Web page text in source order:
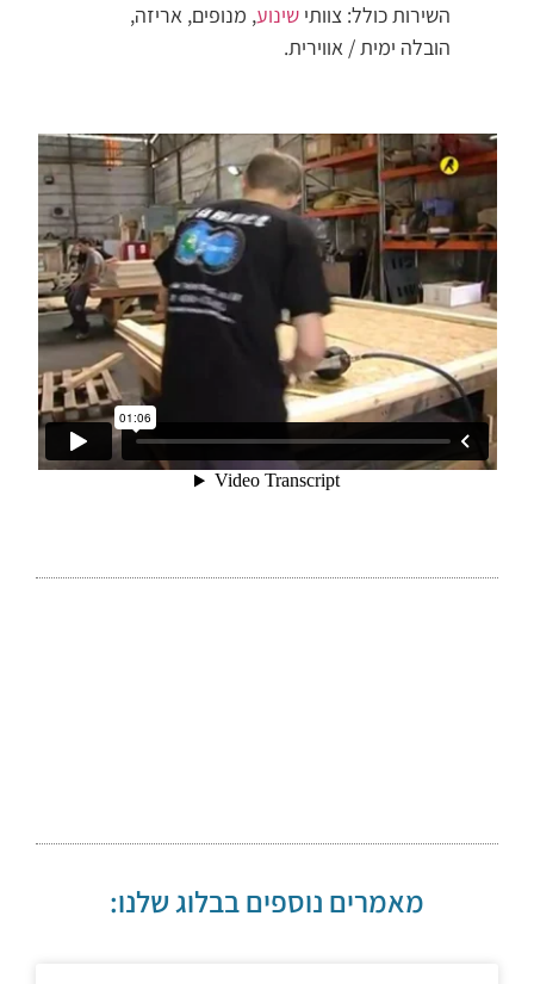
השירות כולל: צוותי שינוע, מנופים, אריזה,
הובלה ימית / אווירית.
מאמרים נוספים בבלוג שלנו: